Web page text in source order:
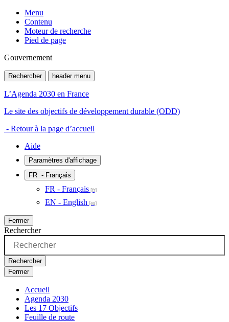
Menu
Contenu
Moteur de recherche
Pied de page
Gouvernement
Rechercher header menu
L’Agenda 2030 en France
Le site des objectifs de développement durable (ODD)
- Retour à la page d’accueil
Aide
Paramètres d'affichage
FR - Français
FR - Français
EN - English
Fermer
Rechercher
Rechercher
Fermer
Accueil
Agenda 2030
Les 17 Objectifs
Feuille de route